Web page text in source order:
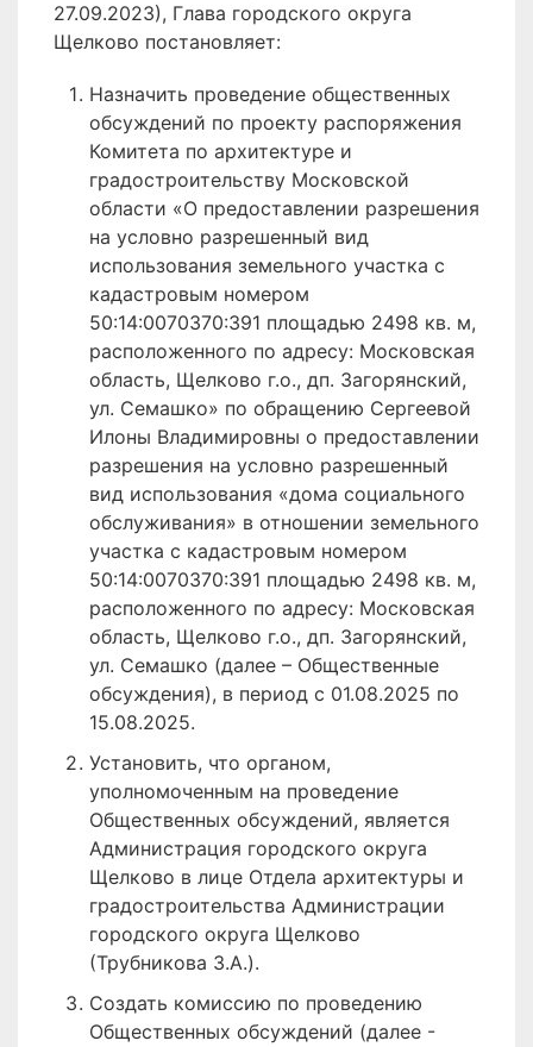
27.09.2023), Глава городского округа
Щелково постановляет:
Назначить проведение общественных
обсуждений по проекту распоряжения
Комитета по архитектуре и
градостроительству Московской
области «О предоставлении разрешения
на условно разрешенный вид
использования земельного участка с
кадастровым номером
50:14:0070370:391 площадью 2498 кв. м,
расположенного по адресу: Московская
область, Щелково г.о., дп. Загорянский,
ул. Семашко» по обращению Сергеевой
Илоны Владимировны о предоставлении
разрешения на условно разрешенный
вид использования «дома социального
обслуживания» в отношении земельного
участка с кадастровым номером
50:14:0070370:391 площадью 2498 кв. м,
расположенного по адресу: Московская
область, Щелково г.о., дп. Загорянский,
ул. Семашко (далее – Общественные
обсуждения), в период с 01.08.2025 по
15.08.2025.
Установить, что органом,
уполномоченным на проведение
Общественных обсуждений, является
Администрация городского округа
Щелково в лице Отдела архитектуры и
градостроительства Администрации
городского округа Щелково
(Трубникова З.А.).
Создать комиссию по проведению
Общественных обсуждений (далее -